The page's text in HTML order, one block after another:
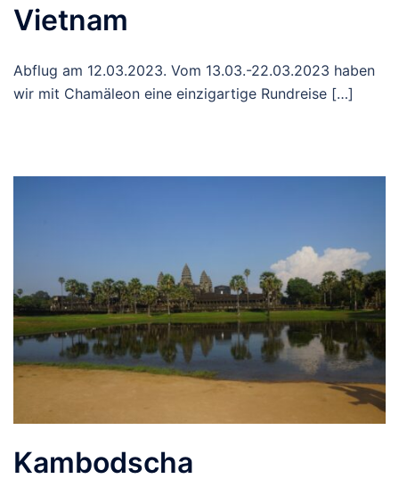
Vietnam
Abflug am 12.03.2023. Vom 13.03.-22.03.2023 haben
wir mit Chamäleon eine einzigartige Rundreise […]
Kambodscha